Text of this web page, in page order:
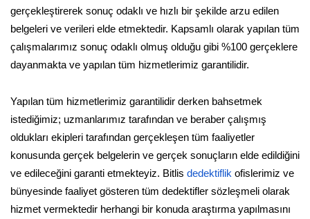
gerçekleştirerek sonuç odaklı ve hızlı bir şekilde arzu edilen
belgeleri ve verileri elde etmektedir. Kapsamlı olarak yapılan tüm
çalışmalarımız sonuç odaklı olmuş olduğu gibi %100 gerçeklere
dayanmakta ve yapılan tüm hizmetlerimiz garantilidir.
Yapılan tüm hizmetlerimiz garantilidir derken bahsetmek
istediğimiz; uzmanlarımız tarafından ve beraber çalışmış
oldukları ekipleri tarafından gerçekleşen tüm faaliyetler
konusunda gerçek belgelerin ve gerçek sonuçların elde edildiğini
ve edileceğini garanti etmekteyiz. Bitlis dedektiflik ofislerimiz ve
bünyesinde faaliyet gösteren tüm dedektifler sözleşmeli olarak
hizmet vermektedir herhangi bir konuda araştırma yapılmasını